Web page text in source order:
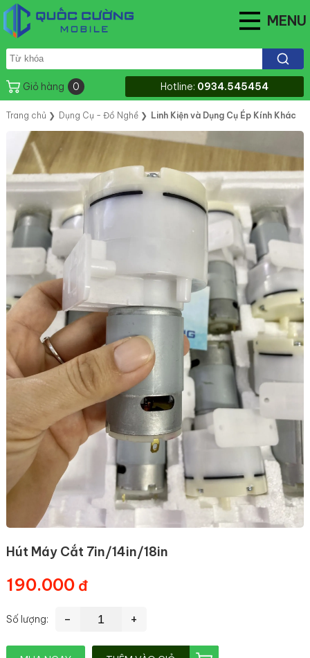
MENU
Giỏ hàng 0 Hotline: 0934.545454
Trang chủ ❯ Dụng Cụ - Đồ Nghề❯ Linh Kiện và Dụng Cụ Ép Kính Khác
Hút Máy Cắt 7in/14in/18in
190.000
Số lượng: - +